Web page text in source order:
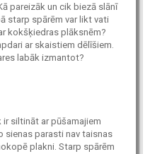
pareizāk un cik biezā slānī
starp spārēm var likt vati
kokšķiedras plāksnēm?
ar skaistiem dēlīšiem.
labāk izmantot?
ir siltināt ar pūšamajiem
sienas parasti nav taisnas
plakni. Starp spārēm